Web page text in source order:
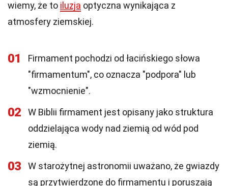
wiemy, że to iluzja optyczna wynikająca z
atmosfery ziemskiej.
01
Firmament pochodzi od łacińskiego słowa
"firmamentum", co oznacza "podpora" lub
"wzmocnienie".
02
W Biblii firmament jest opisany jako struktura
oddzielająca wody nad ziemią od wód pod
ziemią.
03
W starożytnej astronomii uważano, że gwiazdy
są przytwierdzone do firmamentu i poruszają